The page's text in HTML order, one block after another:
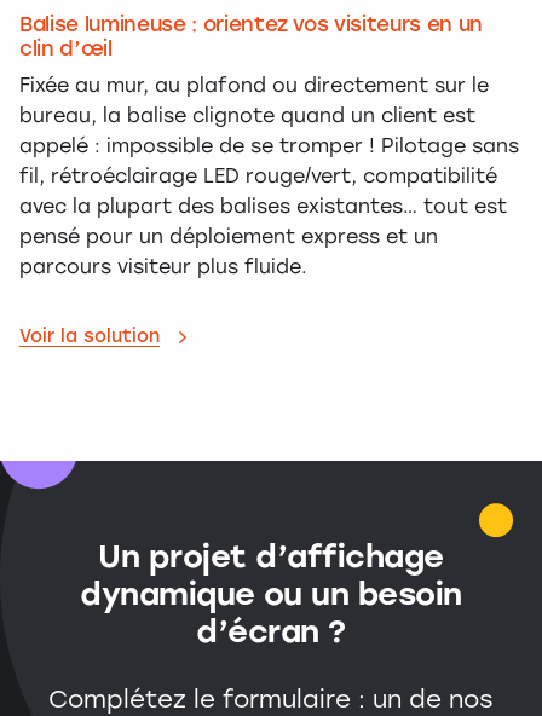
Balise lumineuse : orientez vos visiteurs en un
clin d’œil
Fixée au mur, au plafond ou directement sur le
bureau, la balise clignote quand un client est
appelé : impossible de se tromper ! Pilotage sans
fil, rétroéclairage LED rouge/vert, compatibilité
avec la plupart des balises existantes… tout est
pensé pour un déploiement express et un
parcours visiteur plus fluide.
Voir la solution
Un projet d’affichage
dynamique ou un besoin
d’écran ?
Complétez le formulaire : un de nos